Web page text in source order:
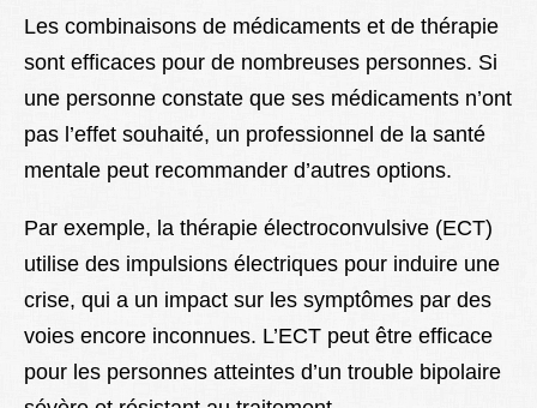
Les combinaisons de médicaments et de thérapie
sont efficaces pour de nombreuses personnes. Si
une personne constate que ses médicaments n’ont
pas l’effet souhaité, un professionnel de la santé
mentale peut recommander d’autres options.
Par exemple, la thérapie électroconvulsive (ECT)
utilise des impulsions électriques pour induire une
crise, qui a un impact sur les symptômes par des
voies encore inconnues. L’ECT peut être efficace
pour les personnes atteintes d’un trouble bipolaire